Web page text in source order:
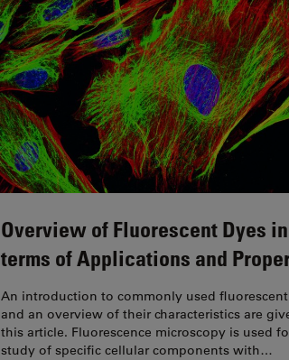
Overview of Fluorescent Dyes in
terms of Applications and
An introduction to commonly used
and an overview of their characteristics are
this article. Fluorescence microscopy is used
study of specific cellular components with…